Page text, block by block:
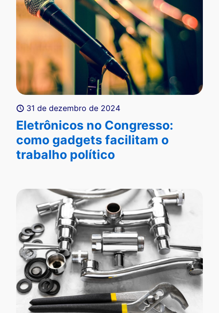
31 de dezembro de 2024
Eletrônicos no Congresso:
como gadgets facilitam o
trabalho político